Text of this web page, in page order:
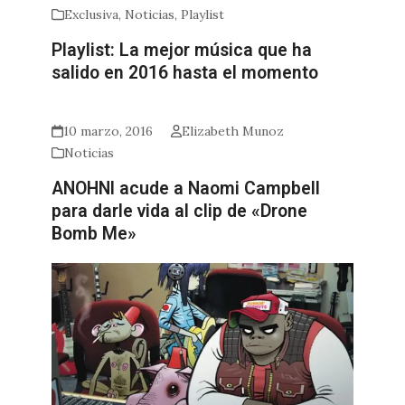
Exclusiva, Noticias,Playlist
Playlist: La mejor música que ha
salido en 2016 hasta el momento
10 marzo, 2016
Elizabeth Munoz
Noticias
ANOHNI acude a Naomi Campbell
para darle vida al clip de «Drone
Bomb Me»